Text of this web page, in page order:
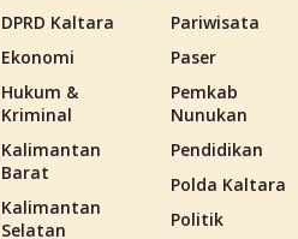
DPRD Kaltara
Ekonomi
Hukum &
Kriminal
Kalimantan
Barat
Kalimantan
Selatan
Pariwisata
Paser
Pemkab
Nunukan
Pendidikan
Polda Kaltara
Politik